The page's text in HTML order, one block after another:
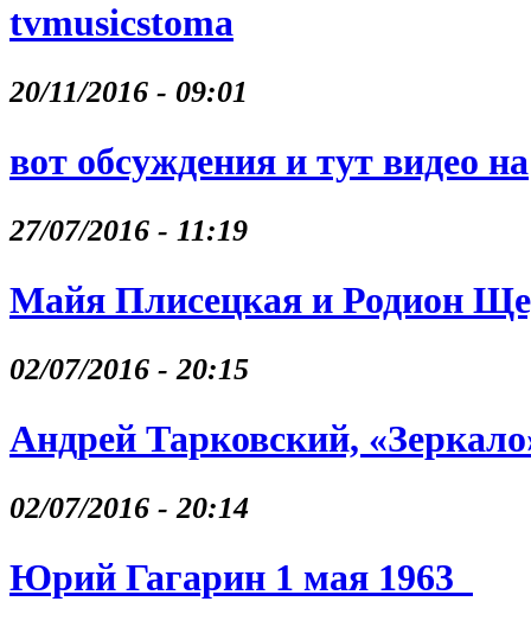
tvmusicstoma
20/11/2016 - 09:01
вот обсуждения и тут видео на
27/07/2016 - 11:19
Майя Плисецкая и Родион
02/07/2016 - 20:15
Андрей Тарковский,
02/07/2016 - 20:14
Юрий Гагарин 1 мая 1963